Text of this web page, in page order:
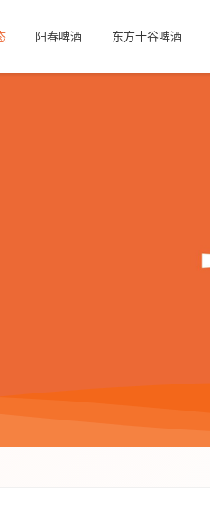
阳春啤酒 东方十谷啤酒